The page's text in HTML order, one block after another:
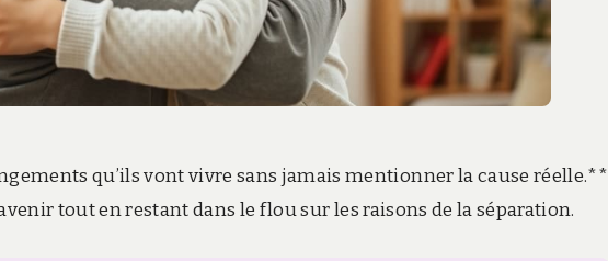
qu’ils vont vivre sans jamais mentionner la cause réelle.**
tout en restant dans le flou sur les raisons de la séparation.